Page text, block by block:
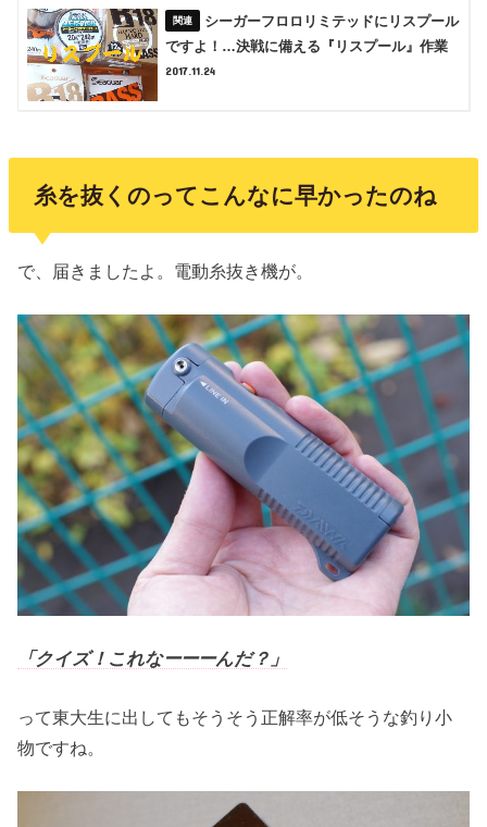
シーガーフロロリミテッドにリスプール
ですよ！…決戦に備える『リスプール』作業
2017.11.24
糸を抜くのってこんなに早かったのね
で、届きましたよ。電動糸抜き機が。
「クイズ！これなーーーんだ？」
って東大生に出してもそうそう正解率が低そうな釣り小
物ですね。